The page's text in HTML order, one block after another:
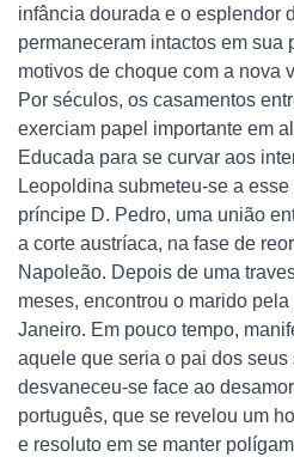
infância dourada e o esplendor
permaneceram intactos em sua
motivos de choque com a nova
Por séculos, os casamentos
exerciam papel importante em
Educada para se curvar aos
Leopoldina submeteu-se a
príncipe D. Pedro, uma união
a corte austríaca, na fase de
Napoleão. Depois de uma
meses, encontrou o marido
Janeiro. Em pouco tempo,
aquele que seria o pai dos seus
desvaneceu-se face ao
português, que se revelou um
e resoluto em se manter